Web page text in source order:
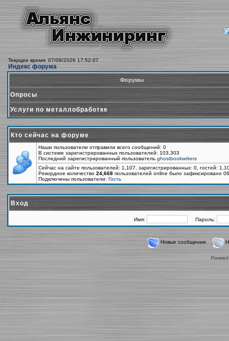
Текущее время: 07/08/2026 17:52:07
Индекс форума
Форумы
Опросы
Услуги по металлобработке
Кто сейчас на форуме
Наши пользователи отправили всего сообщений: 0
В системе зарегистрированных пользователей: 103,303
Последний зарегистрированный пользователь ghostbookwriters
Сейчас на сайте пользователей: 1,107, зарегистрированных: 0, гостей:
Рекордное количество 24,668 пользователей online было зафиксировано
Подключены пользователи: Гость
Вход
Имя: Пароль:
Новые сообщения